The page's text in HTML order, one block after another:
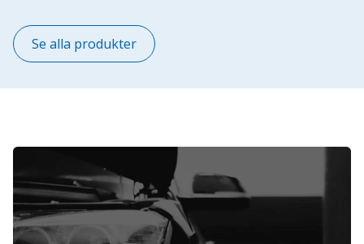
Se alla produkter